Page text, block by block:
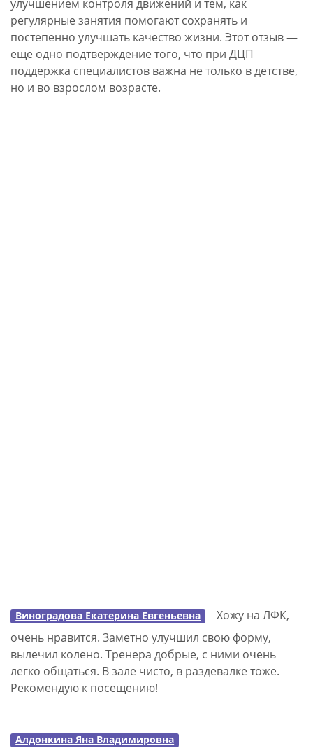
улучшением контроля движений и тем, как
регулярные занятия помогают сохранять и
постепенно улучшать качество жизни. Этот отзыв —
еще одно подтверждение того, что при ДЦП
поддержка специалистов важна не только в детстве,
но и во взрослом возрасте.
Виноградова Екатерина Евгеньевна
Хожу на ЛФК,
очень нравится. Заметно улучшил свою форму,
вылечил колено. Тренера добрые, с ними очень
легко общаться. В зале чисто, в раздевалке тоже.
Рекомендую к посещению!
Алдонкина Яна Владимировна